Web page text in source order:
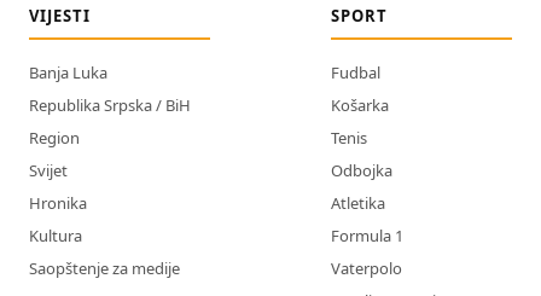
VIJESTI
Banja Luka
Republika Srpska / BiH
Region
Svijet
Hronika
Kultura
Saopštenje za medije
SPORT
Fudbal
Košarka
Tenis
Odbojka
Atletika
Formula 1
Vaterpolo